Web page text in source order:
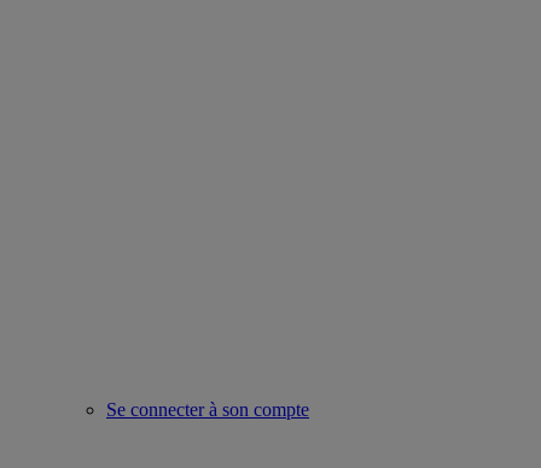
Se connecter à son compte